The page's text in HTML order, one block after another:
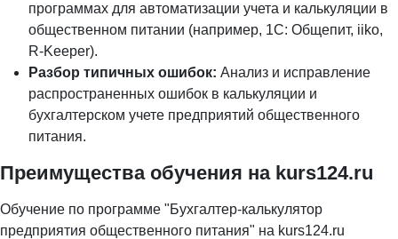
программах для автоматизации учета и калькуляции в
общественном питании (например, 1С: Общепит, iiko,
R-Keeper).
Разбор типичных ошибок: Анализ и исправление
распространенных ошибок в калькуляции и
бухгалтерском учете предприятий общественного
питания.
Преимущества обучения на kurs124.ru
Обучение по программе "Бухгалтер-калькулятор
предприятия общественного питания" на kurs124.ru